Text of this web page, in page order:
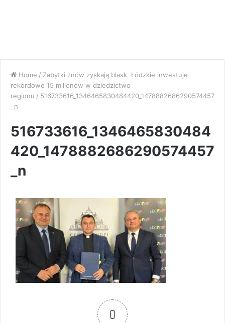
Home / Zabytki znów zyskają blask. Łódzkie inwestuje
rekordowe 15 milionów w dziedzictwo
regionu / 516733616_1346465830484420_1478882686290574457
_n
516733616_1346465830484
420_1478882686290574457
_n
0